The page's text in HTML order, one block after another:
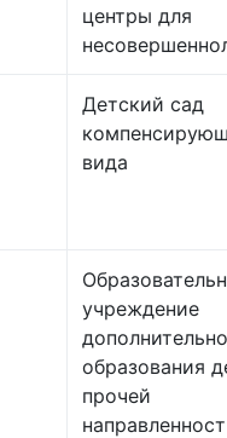
центры для
Детский сад
вида
учреждение
образования
прочей